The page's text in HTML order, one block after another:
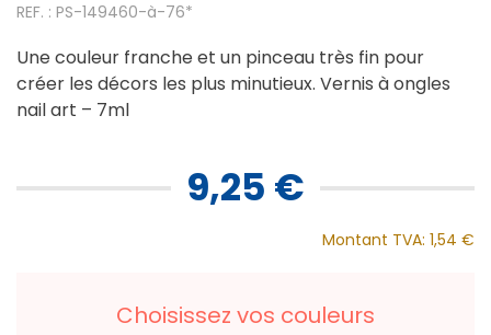
REF. : PS-149460-à-76*
Une couleur franche et un pinceau très fin pour
créer les décors les plus minutieux. Vernis à ongles
nail art – 7ml
9,25 €
Montant TVA: 1,54 €
Choisissez vos couleurs